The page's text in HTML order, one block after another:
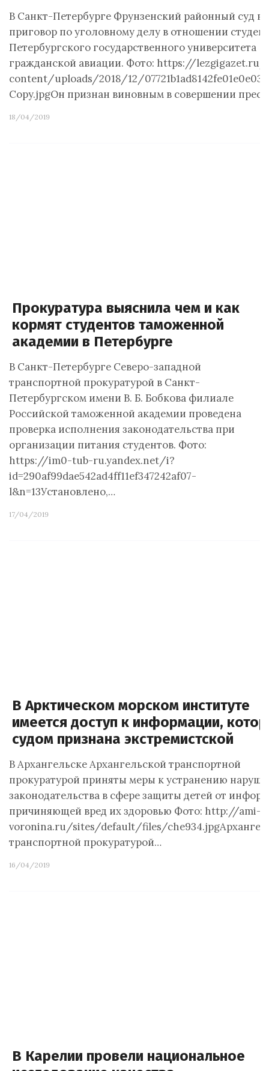
В Санкт-Петербурге Фрунзенский районный суд
приговор по уголовному делу в отношении
Петербургского государственного университета
гражданской авиации. Фото: https://
content/uploads/2018/12/
Copy.jpgОн признан виновным в совершении
18/04/2019
Прокуратура выяснила чем и как
кормят студентов таможенной
академии в Петербурге
В Санкт-Петербурге Северо-западной
транспортной прокуратурой в Санкт-
Петербургском имени В. Б. Бобкова филиале
Российской таможенной академии проведена
проверка исполнения законодательства при
организации питания студентов. Фото:
https://im0-tub-ru.yandex.net/i?
id=290af99dae542ad4ff11ef347242af07-
l&n=13Установлено,…
17/04/2019
В Арктическом морском институте
имеется доступ к информации,
судом признана экстремистской
В Архангельске Архангельской транспортной
прокуратурой приняты меры к устранению
законодательства в сфере защиты детей от
причиняющей вред их здоровью Фото: http://ami-
voronina.ru/sites/default/files/
транспортной прокуратурой…
16/04/2019
В Карелии провели национальное